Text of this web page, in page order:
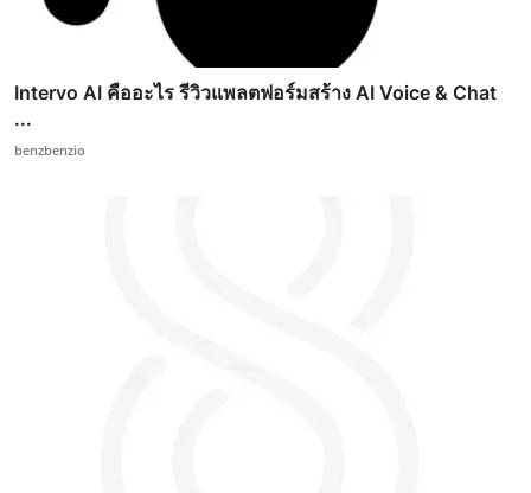
Intervo AI คืออะไร รีวิวแพลตฟอร์มสร้าง AI Voice & Chat
...
benzbenzio